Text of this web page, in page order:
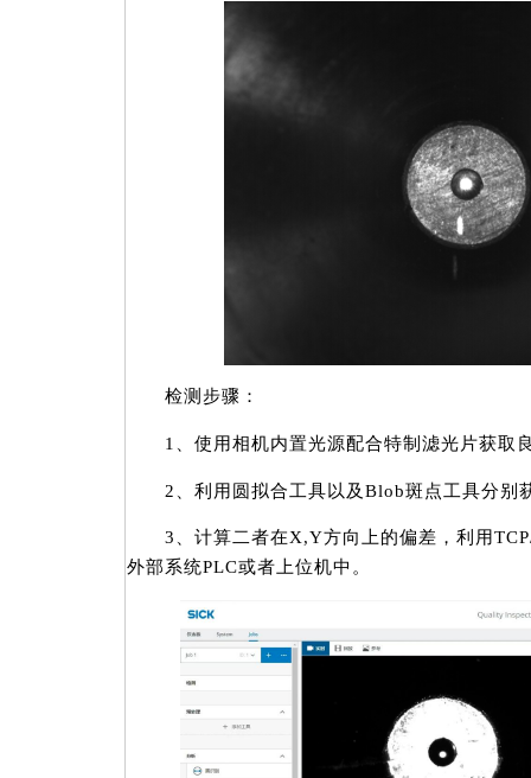
检测步骤：
1、使用相机内置光源配合特制滤光片获取
2、利用圆拟合工具以及Blob斑点工具分别
3、计算二者在X,Y方向上的偏差，利用
外部系统PLC或者上位机中。